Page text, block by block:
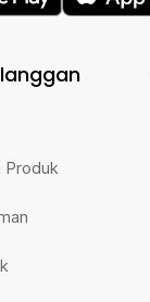
Produk